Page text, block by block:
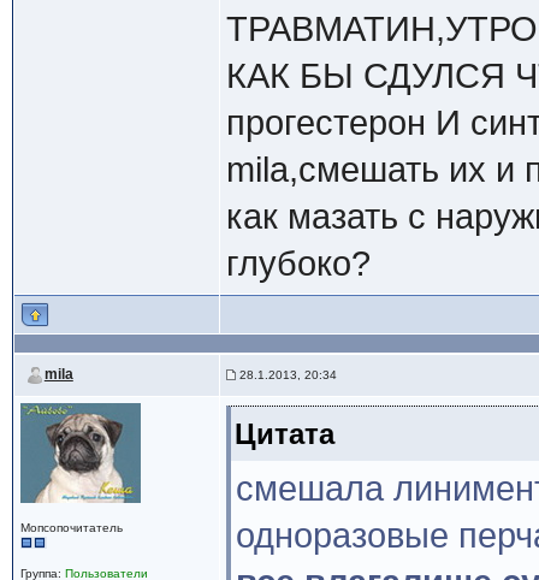
КАК БЫ СДУЛСЯ
прогестерон И
mila,смешать их и
как мазать с
глубоко?
mila 28.1.2013, 20:34
Мопсопочитатель
Группа: Пользователи
Цитата
смешала
одноразовые